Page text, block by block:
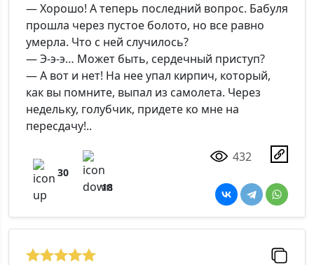
— Хорошо! А теперь последний вопрос. Бабуля
прошла через пустое болото, но все равно
умерла. Что с ней случилось?
— Э-э-э… Может быть, сердечный приступ?
— А вот и нет! На нее упал кирпич, который,
как вы помните, выпал из самолета. Через
недельку, голубчик, придете ко мне на
пересдачу!..
30
18
432